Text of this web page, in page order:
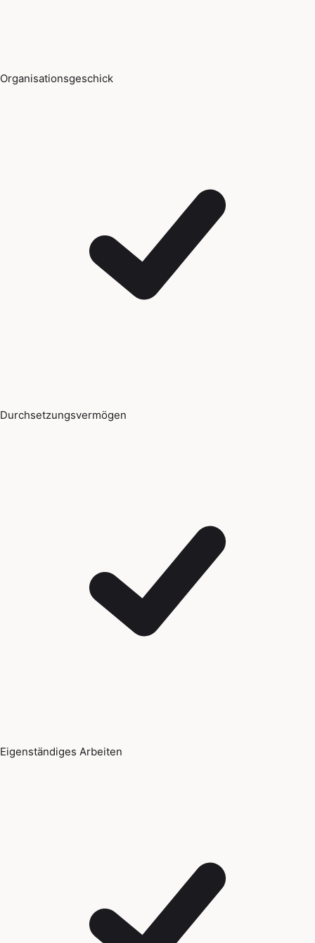
Organisationsgeschick
Durchsetzungsvermögen
Eigenständiges Arbeiten